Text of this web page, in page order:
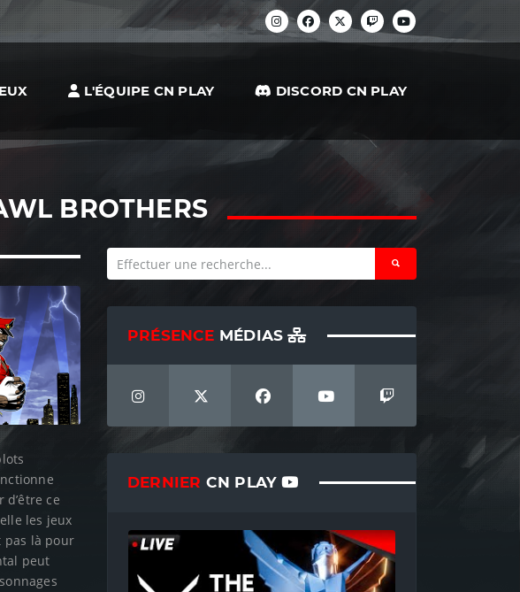
L'ÉQUIPE CN PLAY DISCORD CN PLAY
BROTHERS
ce
les jeux
pas là pour
peut
PRÉSENCE MÉDIAS
DERNIER CN PLAY